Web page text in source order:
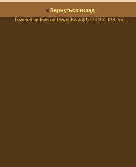
<Вернуться назад
Powered by Invision Power Board(U) © 2003 IPS, Inc.